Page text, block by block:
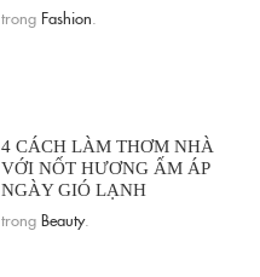
trong Fashion
4 CÁCH LÀM THƠM NHÀ
VỚI NỐT HƯƠNG ẤM ÁP
NGÀY GIÓ LẠNH
trong Beauty.